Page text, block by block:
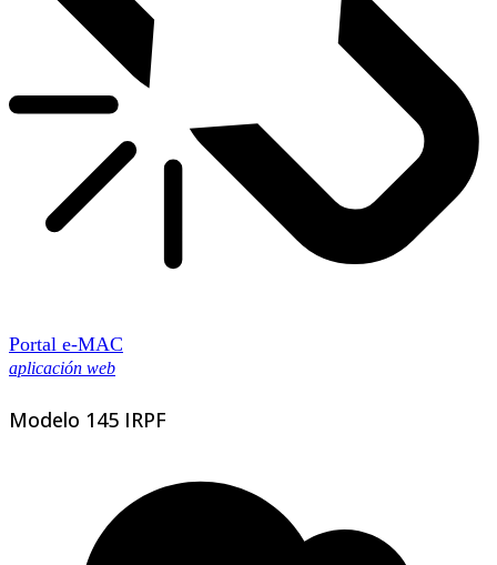
Portal e-MAC
aplicación web
Modelo 145 IRPF